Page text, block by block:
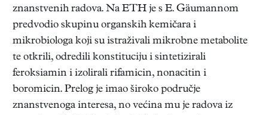
znanstvenih radova. Na ETH je s E. Gäumannom
predvodio skupinu organskih kemičara i
mikrobiologa koji su istraživali mikrobne metabolite
te otkrili, odredili konstituciju i sintetizirali
feroksiamin i izolirali rifamicin, nonacitin i
boromicin. Prelog je imao široko područje
znanstvenoga interesa, no većina mu je radova iz